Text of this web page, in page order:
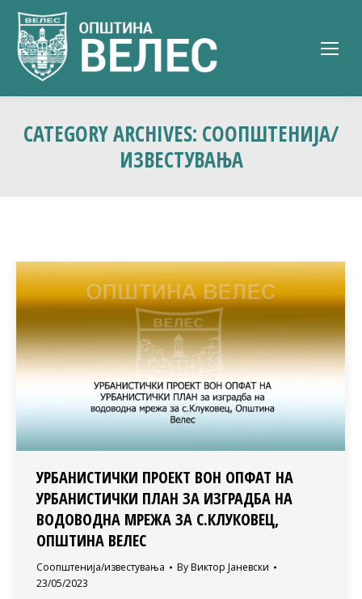
CATEGORY ARCHIVES: СООПШТЕНИЈА/
ИЗВЕСТУВАЊА
УРБАНИСТИЧКИ ПРОЕКТ ВОН ОПФАТ НА
УРБАНИСТИЧКИ ПЛАН ЗА ИЗГРАДБА НА
ВОДОВОДНА МРЕЖА ЗА С.КЛУКОВЕЦ,
ОПШТИНА ВЕЛЕС
Соопштенија/известувања By Виктор Јаневски
23/05/2023